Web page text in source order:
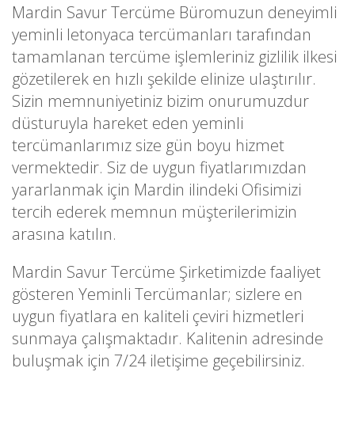
Mardin Savur Tercüme Büromuzun deneyimli
yeminli letonyaca tercümanları tarafından
tamamlanan tercüme işlemleriniz gizlilik ilkesi
gözetilerek en hızlı şekilde elinize ulaştırılır.
Sizin memnuniyetiniz bizim onurumuzdur
düsturuyla hareket eden yeminli
tercümanlarımız size gün boyu hizmet
vermektedir. Siz de uygun fiyatlarımızdan
yararlanmak için Mardin ilindeki Ofisimizi
tercih ederek memnun müşterilerimizin
arasına katılın.
Mardin Savur Tercüme Şirketimizde faaliyet
gösteren Yeminli Tercümanlar; sizlere en
uygun fiyatlara en kaliteli çeviri hizmetleri
sunmaya çalışmaktadır. Kalitenin adresinde
buluşmak için 7/24 iletişime geçebilirsiniz.